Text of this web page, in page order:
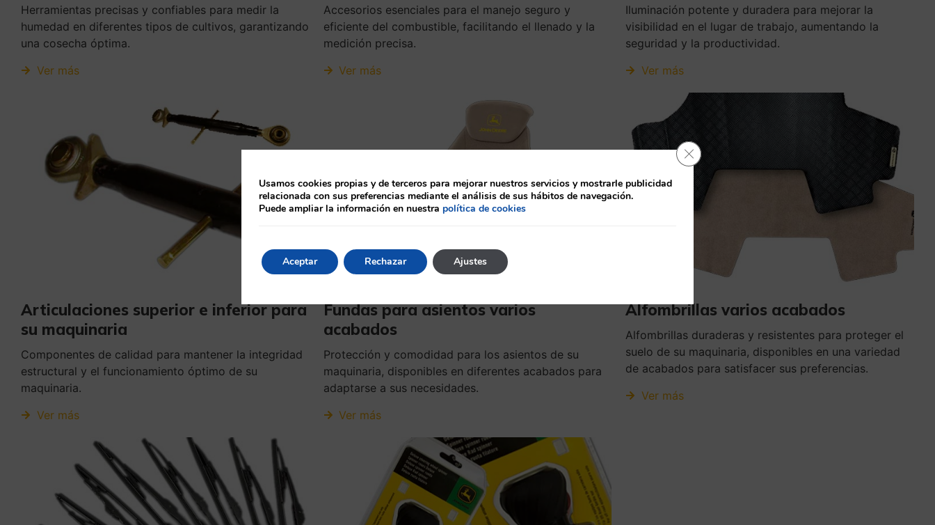
Herramientas precisas y confiables para medir la
humedad en diferentes tipos de cultivos, garantizando
una cosecha óptima.
Ver más
Accesorios esenciales para el manejo seguro y
eficiente del combustible, facilitando el llenado y la
medición precisa.
Ver más
Iluminación potente y duradera para mejorar la
visibilidad en el lugar de trabajo, aumentando la
seguridad y la productividad.
Ver más
Articulaciones superior e inferior para
su maquinaria
Componentes de calidad para mantener la integridad
estructural y el funcionamiento óptimo de su
maquinaria.
Ver más
Fundas para asientos varios
acabados
Protección y comodidad para los asientos de su
maquinaria, disponibles en diferentes acabados para
adaptarse a sus necesidades.
Ver más
Alfombrillas varios acabados
Alfombrillas duraderas y resistentes para proteger el
suelo de su maquinaria, disponibles en una variedad
de acabados para satisfacer sus preferencias.
Ver más
Usamos cookies propias y de terceros para mejorar nuestros servicios y mostrarle publicidad
relacionada con sus preferencias mediante el análisis de sus hábitos de navegación.
Puede ampliar la información en nuestra política de cookies
Cerrar el banner de cookies RGPD
Aceptar Rechazar Ajustes